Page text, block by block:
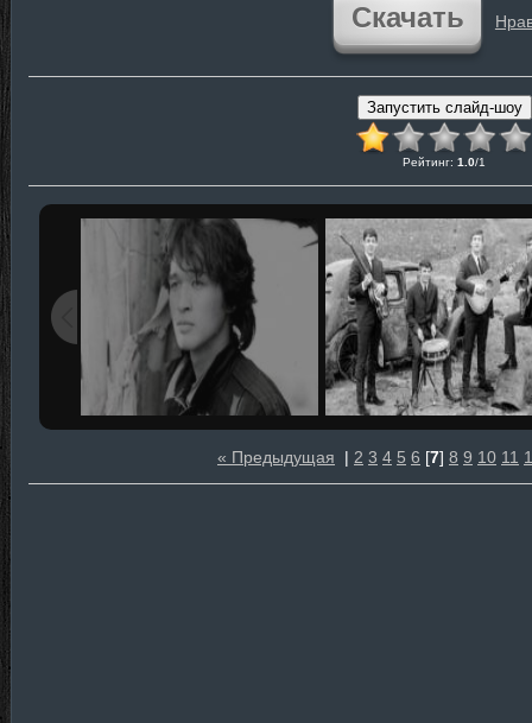
Скачать
Рейтинг: 1.0/1
« Предыдущая | 2 3 4 5 6 [7] 8 9 10 11